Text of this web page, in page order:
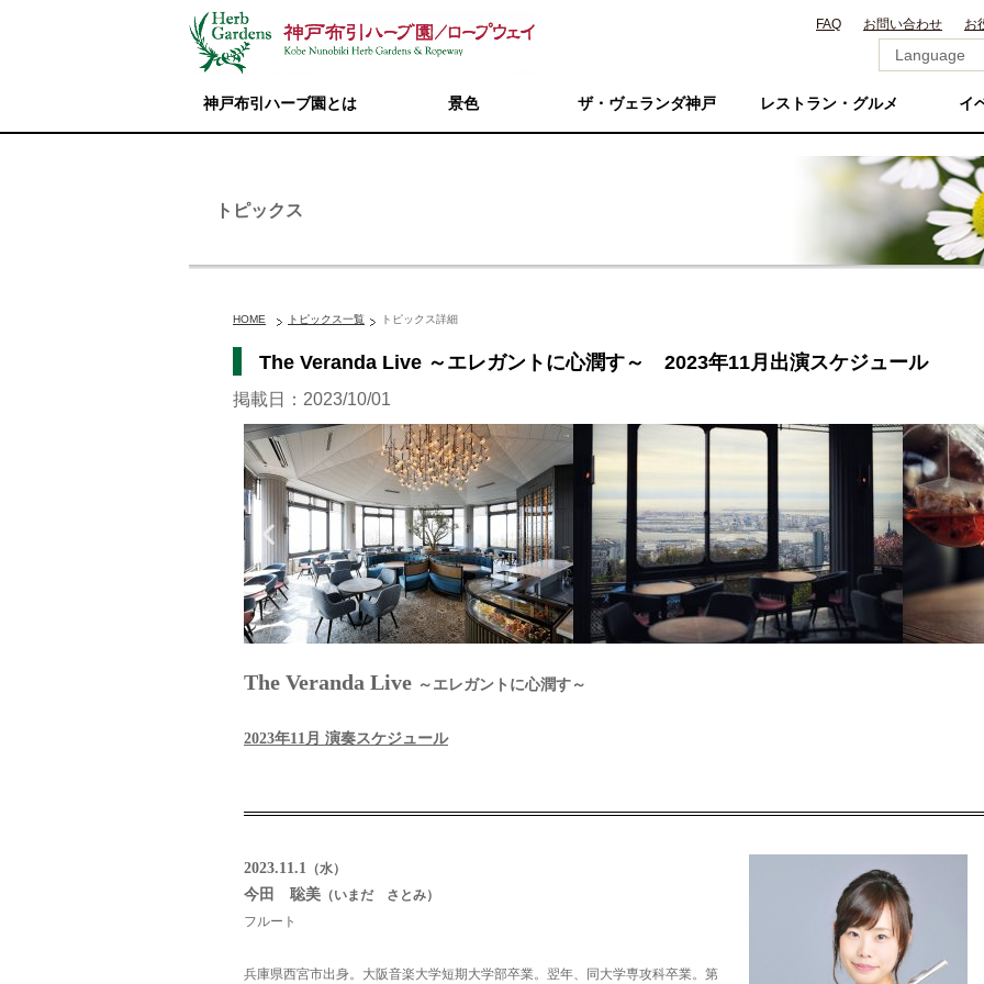
FAQ お問い合わせ お
神戸布引ハーブ園とは 景色 ザ・ヴェランダ神戸 レストラン・グルメ イ
トピックス
HOME トピックス一覧 トピックス詳細
The Veranda Live ～エレガントに心潤す～ 2023年11月出演スケジュール
掲載日：2023/10/01
The Veranda Live ～エレガントに心潤す～
2023年11月 演奏スケジュール
2023.11.1 （水）
今田 聡美 （いまだ さとみ）
フルート
兵庫県西宮市出身。大阪音楽大学短期大学部卒業。翌年、同大学専攻科卒業。第